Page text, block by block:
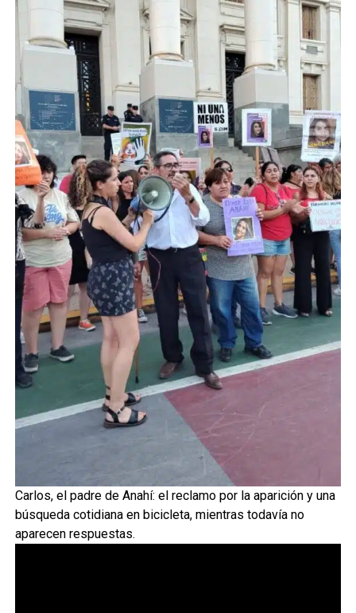
Carlos, el padre de Anahí: el reclamo por la aparición y una
búsqueda cotidiana en bicicleta, mientras todavía no
aparecen respuestas.